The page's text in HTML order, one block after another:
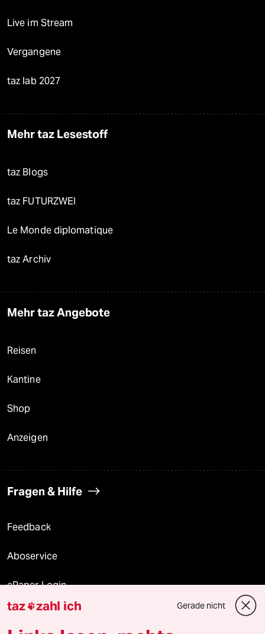
Live im Stream
Vergangene
taz lab 2027
Mehr taz Lesestoff
taz Blogs
taz FUTURZWEI
Le Monde diplomatique
taz Archiv
Mehr taz Angebote
Reisen
Kantine
Shop
Anzeigen
Fragen & Hilfe
Feedback
Aboservice
ePaper Login
Downloads für Abonnierende
taz zahl ich Gerade nicht